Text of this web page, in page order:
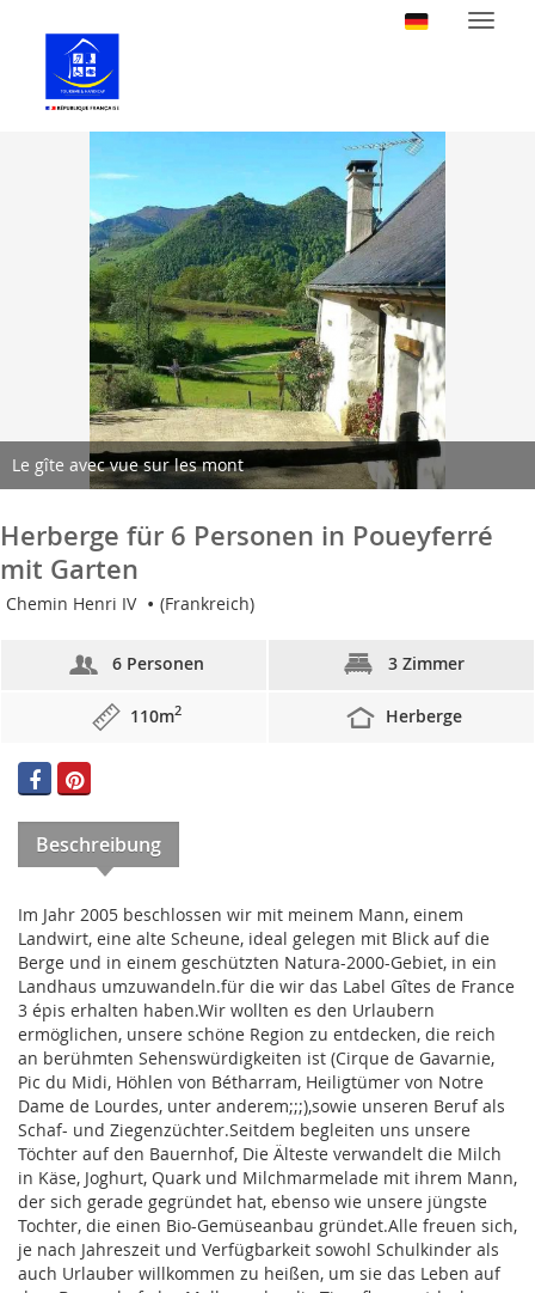
Le gîte avec vue sur les mont
Herberge für 6 Personen in Poueyferré
mit Garten
Chemin Henri IV (Frankreich)
3 Zimmer
6 Personen
Herberge
110m2
Beschreibung
Im Jahr 2005 beschlossen wir mit meinem Mann, einem
Landwirt, eine alte Scheune, ideal gelegen mit Blick auf die
Berge und in einem geschützten Natura-2000-Gebiet, in ein
Landhaus umzuwandeln.für die wir das Label Gîtes de France
3 épis erhalten haben.Wir wollten es den Urlaubern
ermöglichen, unsere schöne Region zu entdecken, die reich
an berühmten Sehenswürdigkeiten ist (Cirque de Gavarnie,
Pic du Midi, Höhlen von Bétharram, Heiligtümer von Notre
Dame de Lourdes, unter anderem;;;),sowie unseren Beruf als
Schaf- und Ziegenzüchter.Seitdem begleiten uns unsere
Töchter auf den Bauernhof, Die Älteste verwandelt die Milch
in Käse, Joghurt, Quark und Milchmarmelade mit ihrem Mann,
der sich gerade gegründet hat, ebenso wie unsere jüngste
Tochter, die einen Bio-Gemüseanbau gründet.Alle freuen sich,
je nach Jahreszeit und Verfügbarkeit sowohl Schulkinder als
auch Urlauber willkommen zu heißen, um sie das Leben auf